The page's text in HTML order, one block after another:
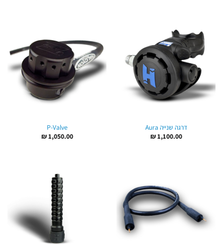
דרגה שנייה Aura
₪1,100.00
P-Valve
₪1,050.00